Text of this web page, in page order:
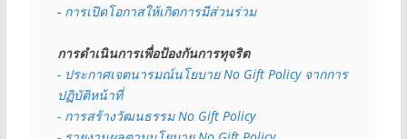
- การเปิดโอกาสให้เกิดการมีส่วนร่วม
การดำเนินการเพื่อป้องกันการทุจริต
- ประกาศเจตนารมณ์นโยบาย No Gift Policy จากการ
ปฏิบัติหน้าที่
- การสร้างวัฒนธรรม No Gift Policy